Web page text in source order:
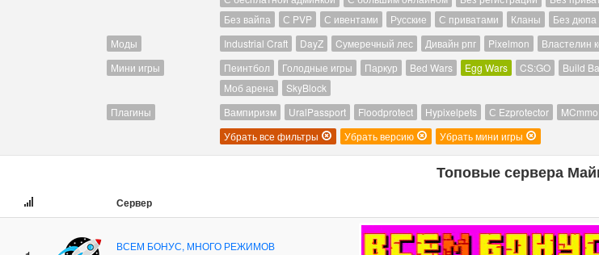
Без вайпа
С PVP С ивентами Русские С приватами Кланы Без дюпа
Моды
Industrial Craft DayZ Cумеречный лес Дивайн рпг Pixelmon Властелин
Мини игры
Пеинтбол Голодные игры Паркур Bed Wars Egg Wars CS:GO Build
Моб арена
SkyBlock
Плагины
Вампиризм UralPassport Floodprotect Hypixelpets С Ezprotector MCmmo
Убрать все фильтры
Убрать версию Убрать мини игры
Топовые сервера
Сервер
ВСЕМ БОНУС, МНОГО РЕЖИМОВ